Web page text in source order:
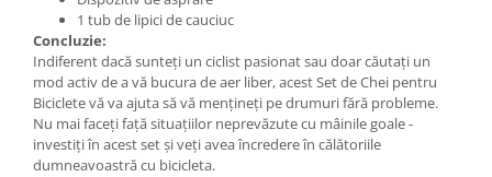
1 tub de lipici de cauciuc
Concluzie:
Indiferent dacă sunteți un ciclist pasionat sau doar căutați un
mod activ de a vă bucura de aer liber, acest Set de Chei pentru
Biciclete vă va ajuta să vă mențineți pe drumuri fără probleme.
Nu mai faceți față situațiilor neprevăzute cu mâinile goale -
investiți în acest set și veți avea încredere în călătoriile
dumneavoastră cu bicicleta.